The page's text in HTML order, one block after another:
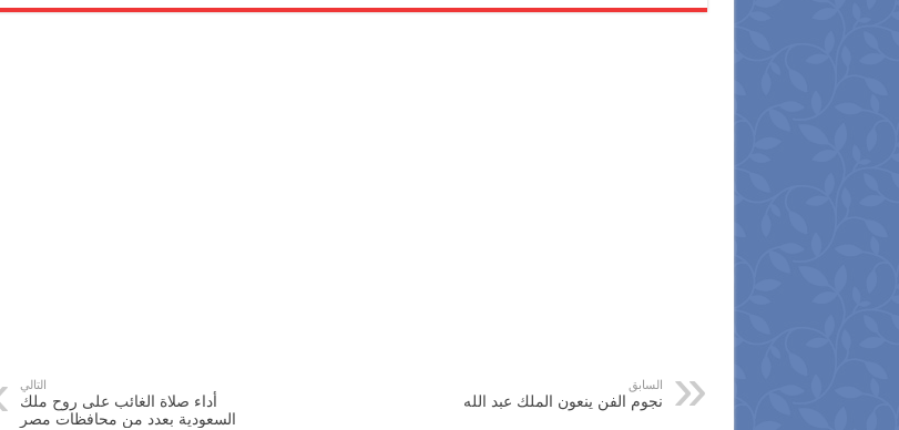
السابق
نجوم الفن ينعون الملك عبد الله
التالي
أداء صلاة الغائب على روح ملك
السعودية بعدد من محافظات مصر